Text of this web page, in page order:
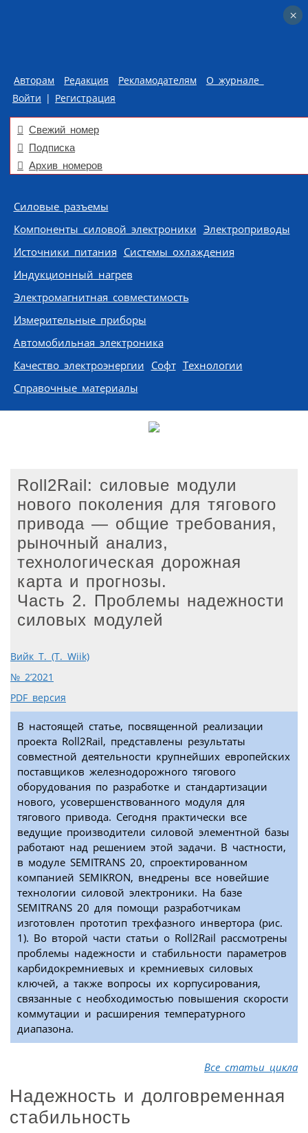
Авторам Редакция Рекламодателям
О журнале
Войти | Регистрация
Свежий номер
Подписка
Архив номеров
Skip to content
Силовые разъемы
Компоненты силовой электроники Электроприводы
Источники питания Системы охлаждения
Индукционный нагрев
Электромагнитная совместимость
Измерительные приборы
Автомобильная электроника
Качество электроэнергии Софт Технологии
Справочные материалы
Roll2Rail: силовые модули
нового поколения для тягового
привода — общие требования,
рыночный анализ,
технологическая дорожная
карта и прогнозы.
Часть 2. Проблемы надежности
силовых модулей
Вийк Т. (T. Wiik)
№ 2’2021
PDF версия
В настоящей статье, посвященной реализации
проекта Roll2Rail, представлены результаты
совместной деятельности крупнейших европейских
поставщиков железнодорожного тягового
оборудования по разработке и стандартизации
нового, усовершенствованного модуля для
тягового привода. Сегодня практически все
ведущие производители силовой элементной базы
работают над решением этой задачи. В частности,
в модуле SEMITRANS 20, спроектированном
компанией SEMIKRON, внедрены все новейшие
технологии силовой электроники. На базе
SEMITRANS 20 для помощи разработчикам
изготовлен прототип трехфазного инвертора (рис.
1). Во второй части статьи о Roll2Rail рассмотрены
проблемы надежности и стабильности параметров
карбидокремниевых и кремниевых силовых
ключей, а также вопросы их корпусирования,
связанные с необходимостью повышения скорости
коммутации и расширения температурного
диапазона.
Все статьи цикла
Надежность и долговременная
стабильность
×
×